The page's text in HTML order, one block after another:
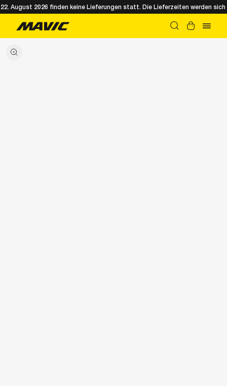
August 2026 finden keine Lieferungen statt. Die Lieferzeiten werden sich